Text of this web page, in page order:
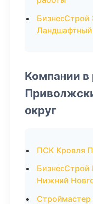
Ландшафтный
Компании в
округ
ПСК Кровля
Нижний